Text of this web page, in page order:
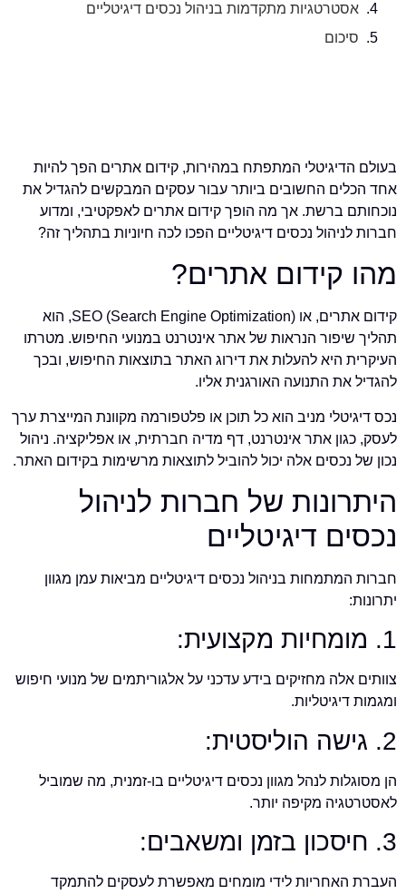
אסטרטגיות מתקדמות בניהול נכסים דיגיטליים
סיכום
בעולם הדיגיטלי המתפתח במהירות, קידום אתרים הפך להיות
אחד הכלים החשובים ביותר עבור עסקים המבקשים להגדיל את
נוכחותם ברשת. אך מה הופך קידום אתרים לאפקטיבי, ומדוע
חברות לניהול נכסים דיגיטליים הפכו לכה חיוניות בתהליך זה?
מהו קידום אתרים?
קידום אתרים, או SEO (Search Engine Optimization), הוא
תהליך שיפור הנראות של אתר אינטרנט במנועי החיפוש. מטרתו
העיקרית היא להעלות את דירוג האתר בתוצאות החיפוש, ובכך
להגדיל את התנועה האורגנית אליו.
נכס דיגיטלי מניב הוא כל תוכן או פלטפורמה מקוונת המייצרת ערך
לעסק, כגון אתר אינטרנט, דף מדיה חברתית, או אפליקציה. ניהול
נכון של נכסים אלה יכול להוביל לתוצאות מרשימות בקידום האתר.
היתרונות של חברות לניהול
נכסים דיגיטליים
חברות המתמחות בניהול נכסים דיגיטליים מביאות עמן מגוון
יתרונות:
1. מומחיות מקצועית:
צוותים אלה מחזיקים בידע עדכני על אלגוריתמים של מנועי חיפוש
ומגמות דיגיטליות.
2. גישה הוליסטית:
הן מסוגלות לנהל מגוון נכסים דיגיטליים בו-זמנית, מה שמוביל
לאסטרטגיה מקיפה יותר.
3. חיסכון בזמן ומשאבים:
העברת האחריות לידי מומחים מאפשרת לעסקים להתמקד